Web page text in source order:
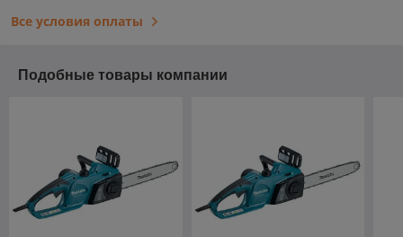
Все условия оплаты
Подобные товары компании